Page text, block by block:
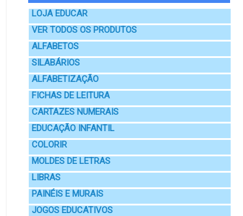
LOJA EDUCAR
VER TODOS OS PRODUTOS
ALFABETOS
SILABÁRIOS
ALFABETIZAÇÃO
FICHAS DE LEITURA
CARTAZES NUMERAIS
EDUCAÇÃO INFANTIL
COLORIR
MOLDES DE LETRAS
LIBRAS
PAINÉIS E MURAIS
JOGOS EDUCATIVOS